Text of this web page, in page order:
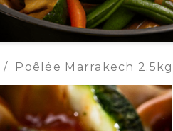
Poêlée Marrakech 2.5kg